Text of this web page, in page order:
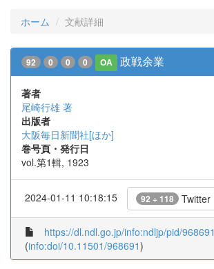
ホーム 文献詳細
92 0 0 0 OA 政戦余業
著者
尾崎行雄 著
出版者
大阪毎日新聞社[ほか]
巻号頁・発行日
vol.第1輯, 1923
2024-01-11 10:18:15 92 + 118 Twitter
https://dl.ndl.go.jp/info:ndljp/pid/968691
(info:doi/10.11501/968691)